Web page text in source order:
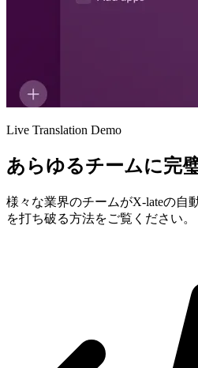
Live Translation Demo
あらゆるチームに完
様々な業界のチームがX-lateの自
を打ち破る方法をご覧ください。